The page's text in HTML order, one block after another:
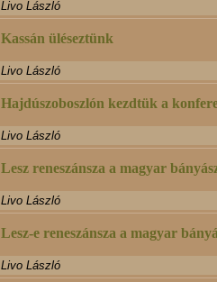
Livo László
Kassán üléseztünk
Livo László
Hajdúszoboszlón kezdtük a
Livo László
Lesz reneszánsza a magyar
Livo László
Lesz-e reneszánsza a magyar
Livo László